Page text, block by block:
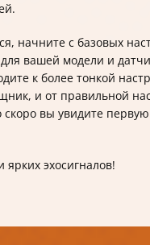
начните с базовых
вашей модели и
к более тонкой
и от правильной
скоро вы увидите
эхосигналов!